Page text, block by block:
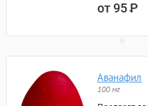
от 95Р
Аванафил
100 мг